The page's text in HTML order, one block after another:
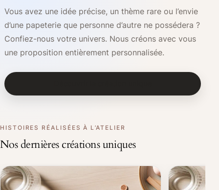
Vous avez une idée précise, un thème rare ou l’envie
d’une papeterie que personne d’autre ne possédera ?
Confiez-nous votre univers. Nous créons avec vous
une proposition entièrement personnalisée.
HISTOIRES RÉALISÉES À L’ATELIER
Nos dernières créations uniques